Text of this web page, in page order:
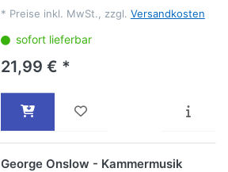
* Preise inkl. MwSt., zzgl. Versandkosten
sofort lieferbar
21,99 € *
George Onslow - Kammermusik